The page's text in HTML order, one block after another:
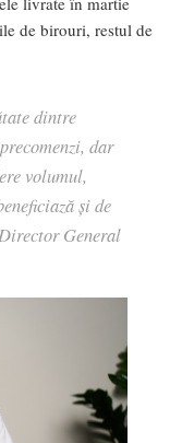
de birouri, restul de
dintre
dar
volumul,
și de
General